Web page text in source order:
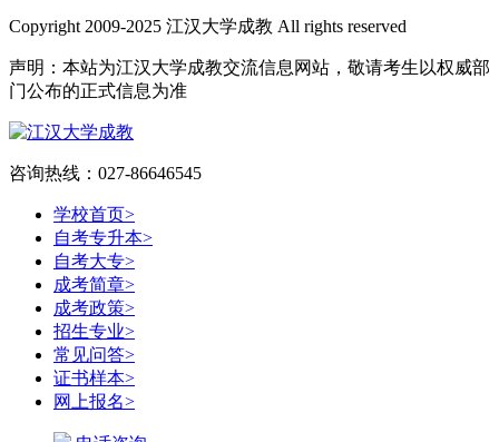
Copyright 2009-2025 江汉大学成教 All rights reserved
声明：本站为江汉大学成教交流信息网站，敬请考生以权威部
门公布的正式信息为准
咨询热线：027-86646545
学校首页>
自考专升本>
自考大专>
成考简章>
成考政策>
招生专业>
常见问答>
证书样本>
网上报名>